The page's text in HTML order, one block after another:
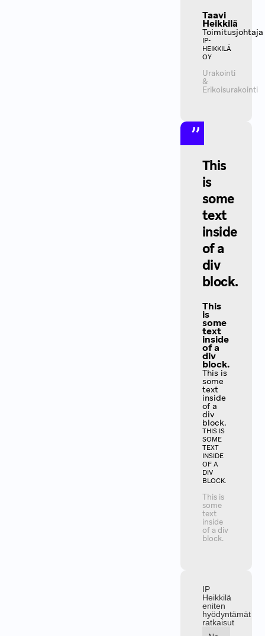
Taavi
Heikkilä
Toimitusjohtaja
IP-
HEIKKILÄ
OY
Urakointi
&
Erikoisurakointi
This
is
some
text
inside
of a
div
block.
This
is
some
text
inside
of a
div
block.
This is
some
text
inside
of a
div
block.
THIS IS
SOME
TEXT
INSIDE
OF A
DIV
BLOCK.
This is
some
text
inside
of a div
block.
IP
Heikkilä
eniten
hyödyntämät
ratkaisut